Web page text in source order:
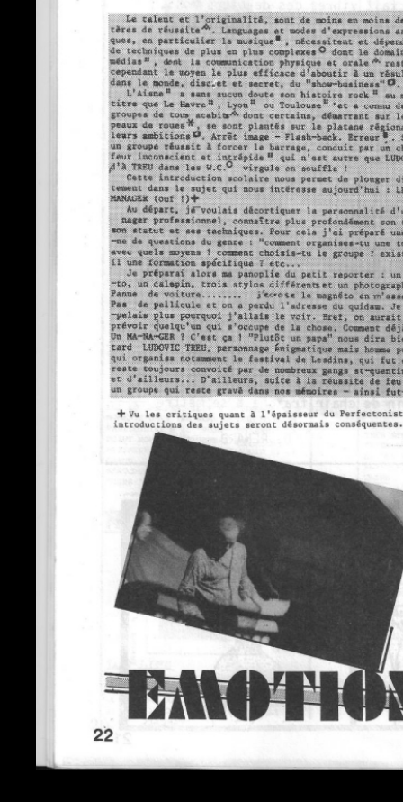
concession
/§/ YEP's ! ! ! + ¬
iiui ºîzzzzzzzzz€ô-
zzzzzzzzzzzzzzzZZ
zzzzzzzzzzzz => §